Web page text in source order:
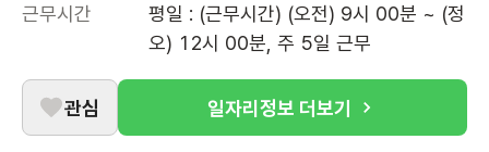
근무시간
평일 : (근무시간) (오전) 9시 00분 ~ (정
오) 12시 00분, 주 5일 근무
관심 일자리정보 더보기